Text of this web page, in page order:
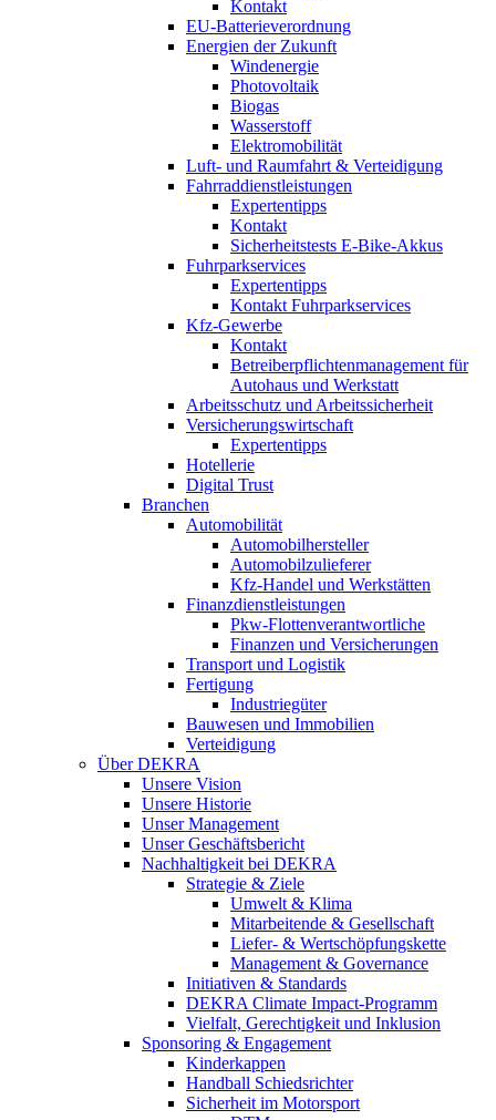
Kontakt
EU-Batterieverordnung
Energien der Zukunft
Windenergie
Photovoltaik
Biogas
Wasserstoff
Elektromobilität
Luft- und Raumfahrt & Verteidigung
Fahrraddienstleistungen
Expertentipps
Kontakt
Sicherheitstests E-Bike-Akkus
Fuhrparkservices
Expertentipps
Kontakt Fuhrparkservices
Kfz-Gewerbe
Kontakt
Betreiberpflichtenmanagement für
Autohaus und Werkstatt
Arbeitsschutz und Arbeitssicherheit
Versicherungswirtschaft
Expertentipps
Hotellerie
Digital Trust
Branchen
Automobilität
Automobilhersteller
Automobilzulieferer
Kfz-Handel und Werkstätten
Finanzdienstleistungen
Pkw‑Flottenverantwortliche
Finanzen und Versicherungen
Transport und Logistik
Fertigung
Industriegüter
Bauwesen und Immobilien
Verteidigung
Über DEKRA
Unsere Vision
Unsere Historie
Unser Management
Unser Geschäftsbericht
Nachhaltigkeit bei DEKRA
Strategie & Ziele
Umwelt & Klima
Mitarbeitende & Gesellschaft
Liefer- & Wertschöpfungskette
Management & Governance
Initiativen & Standards
DEKRA Climate Impact-Programm
Vielfalt, Gerechtigkeit und Inklusion​
Sponsoring & Engagement
Kinderkappen
Handball Schiedsrichter
Sicherheit im Motorsport